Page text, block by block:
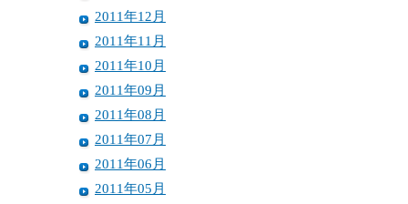
2011年12月
2011年11月
2011年10月
2011年09月
2011年08月
2011年07月
2011年06月
2011年05月